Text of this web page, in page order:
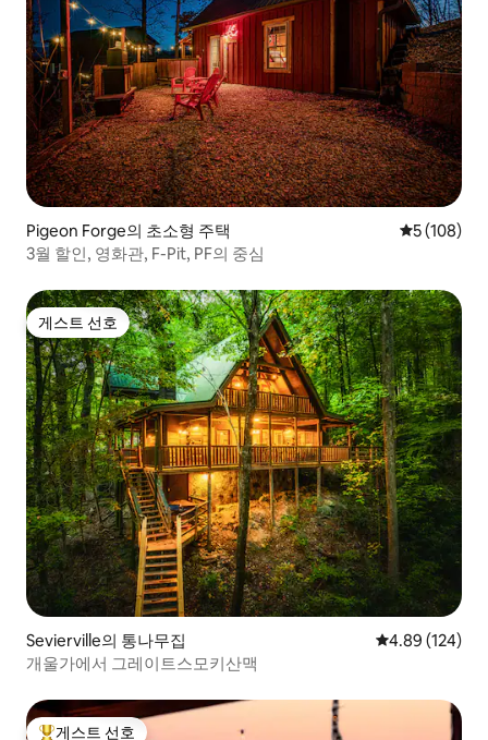
Pigeon Forge의 초소형 주택 평점 5점(5
5 (108)
3월 할인, 영화관, F-Pit, PF의 중심
게스트 선호
게스트 선호
Sevierville의 통나무집 평점 4.89점(5
4.89 (124)
개울가에서 그레이트스모키산맥
게스트 선호